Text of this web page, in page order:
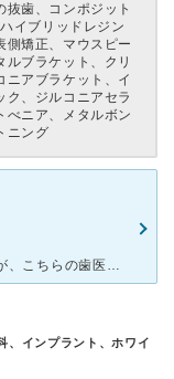
歯、コンポジット
イブリッドレジン
側矯正、マウスピー
ブラケット、クリ
ニアブラケット、イ
ク、ジルコニアセラ
べニア、メタルボン
ニング
歯医者が怖くて、長年通えていませんでしたが、こちらの歯医者さんでは静脈内鎮静法を用いて、寝ている間に治療を行えるとのことで伺いました。 本当に眠っている間に治療が終わり、口の中の麻酔も寝ている間なの
、インプラント、ホワイ